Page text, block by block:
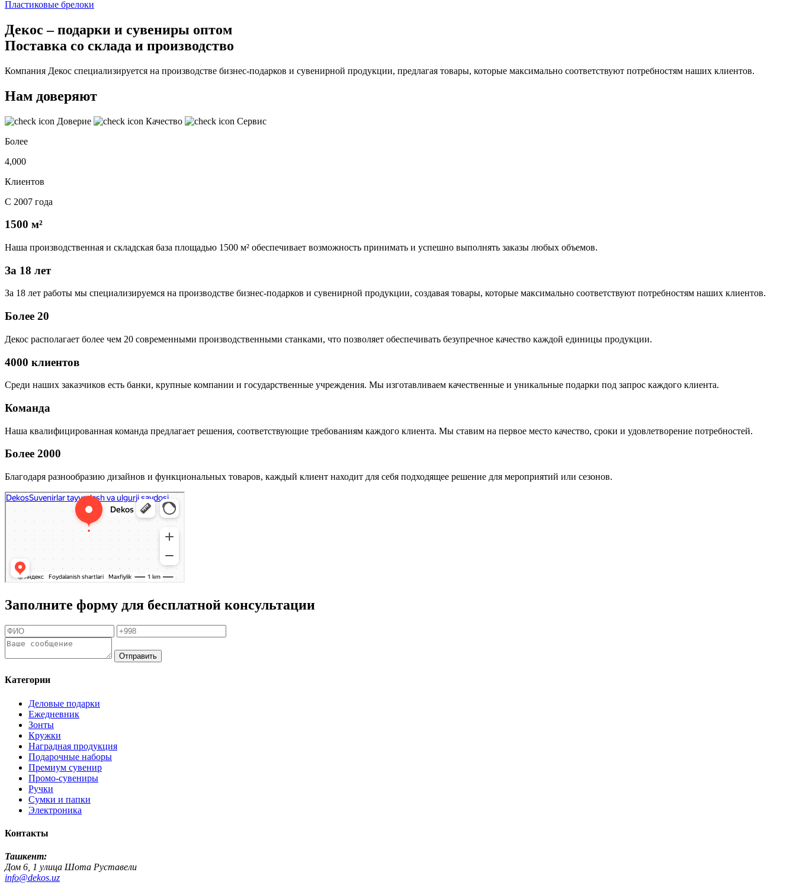
Пластиковые брелоки
Декос – подарки и сувениры оптом
Поставка со склада и производство
Компания Декос специализируется на производстве бизнес-подарков и сувенирной продукции, предлагая товары, которые максимально соответствуют потребностям наших клиентов.
Нам доверяют
Доверие Качество
Сервис
Более
4,000
Клиентов
С 2007 года
1500 м²
Наша производственная и складская база площадью 1500 м² обеспечивает возможность принимать и успешно выполнять заказы любых объемов.
За 18 лет
За 18 лет работы мы специализируемся на производстве бизнес-подарков и сувенирной продукции, создавая товары, которые максимально соответствуют потребностям наших клиентов.
Более 20
Декос располагает более чем 20 современными производственными станками, что позволяет обеспечивать безупречное качество каждой единицы продукции.
4000 клиентов
Среди наших заказчиков есть банки, крупные компании и государственные учреждения. Мы изготавливаем качественные и уникальные подарки под запрос каждого клиента.
Команда
Наша квалифицированная команда предлагает решения, соответствующие требованиям каждого клиента. Мы ставим на первое место качество, сроки и удовлетворение потребностей.
Более 2000
Благодаря разнообразию дизайнов и функциональных товаров, каждый клиент находит для себя подходящее решение для мероприятий или сезонов.
Заполните форму для бесплатной консультации
Отправить
Категории
Деловые подарки
Ежедневник
Зонты
Кружки
Наградная продукция
Подарочные наборы
Премиум сувенир
Промо-сувениры
Ручки
Сумки и папки
Электроника
Контакты
Ташкент:
Дом 6, 1 улица Шота Руставели
info@dekos.uz